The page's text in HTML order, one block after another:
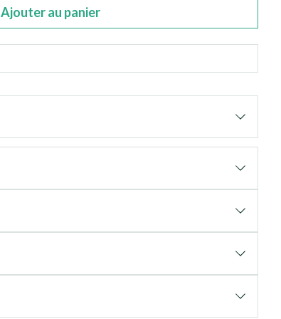
Ajouter au panier